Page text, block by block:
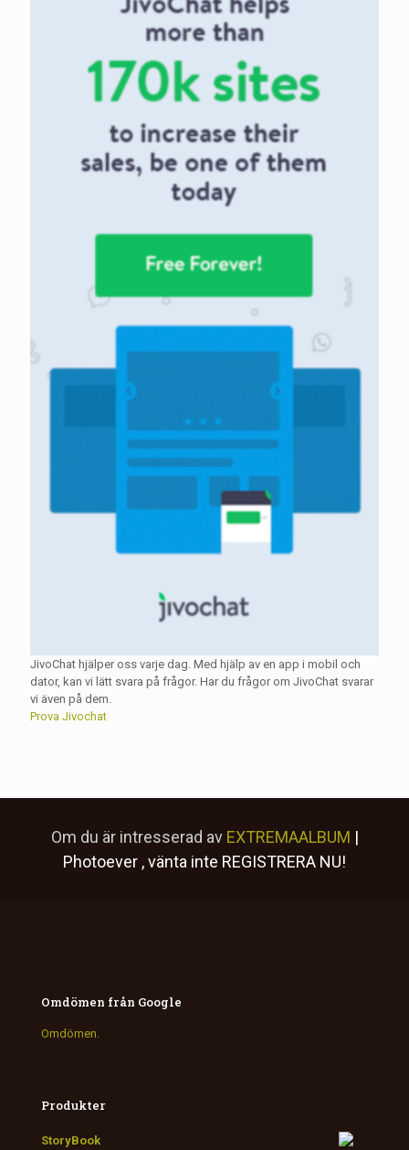
JivoChat hjälper oss varje dag. Med hjälp av en app i mobil och
dator, kan vi lätt svara på frågor. Har du frågor om JivoChat svarar
vi även på dem.
Prova Jivochat
Om du är intresserad av EXTREMAALBUM |
Photoever , vänta inte REGISTRERA NU!
Omdömen från Google
Omdömen.
Produkter
StoryBook